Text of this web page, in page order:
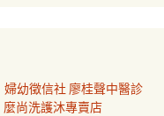
婦幼徵信社 廖桂聲中醫診
麼尚洗護沐專賣店